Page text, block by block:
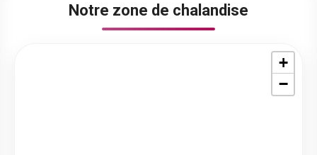
Notre zone de chalandise
+
−